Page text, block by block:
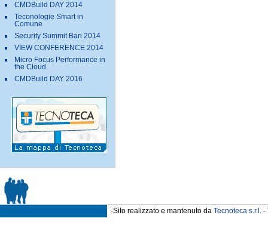
CMDBuild DAY 2014
Teconologie Smart in
Comune
Security Summit Bari 2014
VIEW CONFERENCE 2014
Micro Focus Performance in
the Cloud
CMDBuild DAY 2016
-Sito realizzato e mantenuto da Tecnoteca s.r.l. -